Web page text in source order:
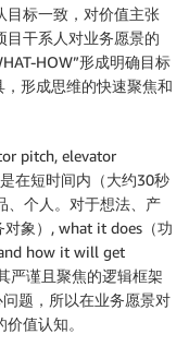
目标一致，对价值主张
目干系人对业务愿景的
HOW”形成明确目标
形成思维的快速聚焦和
pitch, elevator
在短时间内（大约30秒
、个人。对于想法、产
象）, what it does（功
how it will get
严谨且聚焦的逻辑框架
题，所以在业务愿景对
值认知。